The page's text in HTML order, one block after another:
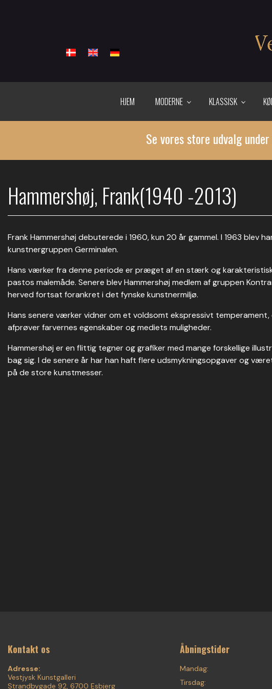
HJEM MODERNE KLASSISK
Se vores store udvalg
Hammershøj, Frank(1940 -2013)
Frank Hammershøj debuterede i 1960, kun 20 år gammel. I 1963 blev
kunstnergruppen Germinalen.
Hans værker fra denne periode er præget af en stærk og
pastos malemåde. Senere blev Hammershøj medlem af gruppen
herved fortsat forankret i det fynske kunstnermiljø.
Hans senere værker vidner om et voldsomt ekspressivt temperament,
afprøver farvernes egenskaber og mediets muligheder.
Hammershøj er en flittig tegner og grafiker med mange forskellige
bag sig. I de senere år har han haft flere udsmykningsopgaver og
på de store kunstmesser.
Kontakt os
Adresse:
Vestjysk Kunstgalleri
Strandbygade 92, 6700 Esbjerg
Åbningstider
Mandag:
Tirsdag: